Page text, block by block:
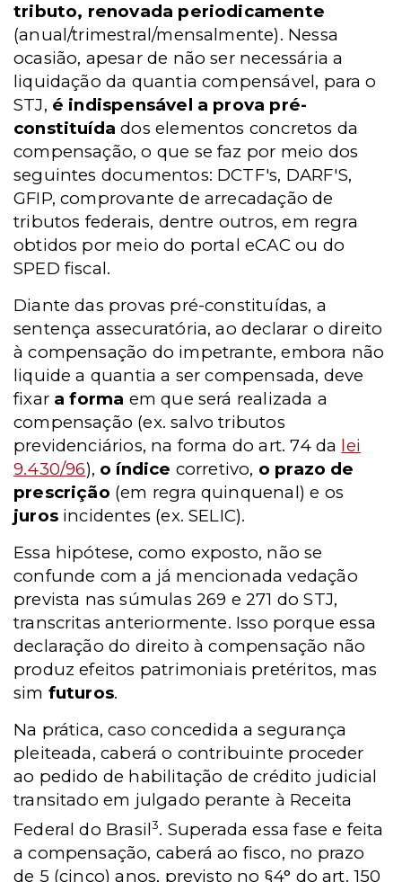
tributo, renovada periodicamente
(anual/trimestral/mensalmente). Nessa
ocasião, apesar de não ser necessária a
liquidação da quantia compensável, para o
STJ, é indispensável a prova pré-
constituída dos elementos concretos da
compensação, o que se faz por meio dos
seguintes documentos: DCTF's, DARF'S,
GFIP, comprovante de arrecadação de
tributos federais, dentre outros, em regra
obtidos por meio do portal eCAC ou do
SPED fiscal.
Diante das provas pré-constituídas, a
sentença assecuratória, ao declarar o direito
à compensação do impetrante, embora não
liquide a quantia a ser compensada, deve
fixar a forma em que será realizada a
compensação (ex. salvo tributos
previdenciários, na forma do art. 74 da lei
9.430/96), o índice corretivo, o prazo de
prescrição (em regra quinquenal) e os
jurosincidentes (ex. SELIC).
Essa hipótese, como exposto, não se
confunde com a já mencionada vedação
prevista nas súmulas 269 e 271 do STJ,
transcritas anteriormente. Isso porque essa
declaração do direito à compensação não
produz efeitos patrimoniais pretéritos, mas
sim futuros.
Na prática, caso concedida a segurança
pleiteada, caberá o contribuinte proceder
ao pedido de habilitação de crédito judicial
transitado em julgado perante à Receita
Federal do Brasil3. Superada essa fase e feita
a compensação, caberá ao fisco, no prazo
de 5 (cinco) anos, previsto no §4° do art. 150